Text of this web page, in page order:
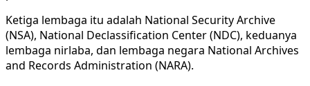
Ketiga lembaga itu adalah National Security Archive
(NSA), National Declassification Center (NDC), keduanya
lembaga nirlaba, dan lembaga negara National Archives
and Records Administration (NARA).